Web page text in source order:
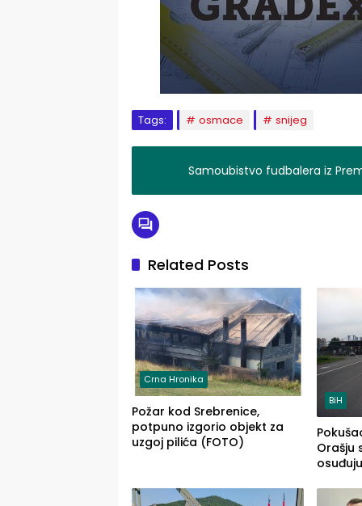
Tags: osmace snijeg
Samoubistvo fudbalera iz
Related Posts
Crna Hronika
Požar kod Srebrenice,
potpuno izgorio objekt za
uzgoj pilića (FOTO)
BiH
Orašju